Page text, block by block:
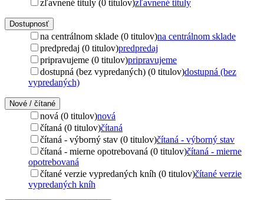
zľavnené tituly (0 titulov)zľavnené tituly
Dostupnosť
na centrálnom sklade (0 titulov)na centrálnom sklade
predpredaj (0 titulov)predpredaj
pripravujeme (0 titulov)pripravujeme
dostupná (bez vypredaných) (0 titulov)dostupná (bez
vypredaných)
Nové / čítané
nová (0 titulov)nová
čítaná (0 titulov)čítaná
čítaná - výborný stav (0 titulov)čítaná - výborný stav
čítaná - mierne opotrebovaná (0 titulov)čítaná - mierne
opotrebovaná
čítané verzie vypredaných kníh (0 titulov)čítané verzie
vypredaných kníh